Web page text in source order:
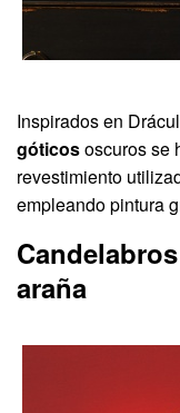
Inspirados en
góticososcuros se
revestimiento
empleando pintura
araña